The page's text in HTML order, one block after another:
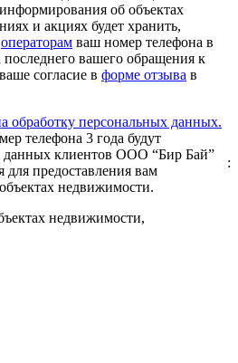
об объектах
и акциях будет хранить,
операторам ваш номер телефона в
последнего вашего обращения к
согласие в форме отзыва в
обработку персональных данных.
телефона 3 года будут
данных клиентов ООО “Бир Бай”
для предоставления вам
недвижимости.
:
недвижимости,